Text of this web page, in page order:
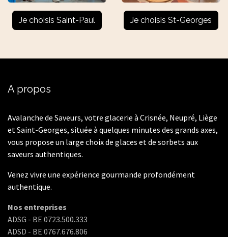
Je choisis Saint-Paul Je choisis St-Georges
A propos
Avalanche de Saveurs, votre glacerie à Crisnée, Neupré, Liège
et Saint-Georges, située à quelques minutes des grands axes,
vous propose un large choix de glaces et de sorbets aux
saveurs authentiques.
Venez vivre une expérience gourmande profondément
authentique.
Nos entreprises
ADSG - BE 0723.500.333
ADSD - BE 0767.676.806